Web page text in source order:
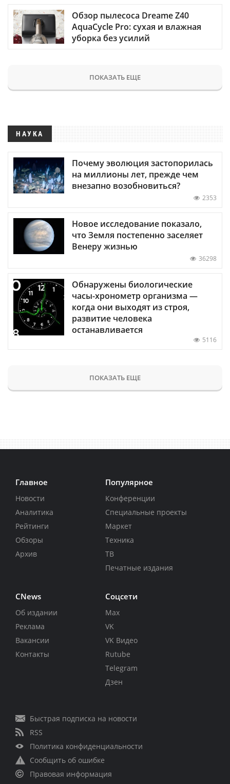
Обзор пылесоса Dreame Z40
AquaCycle Pro: сухая и влажная
уборка без усилий
ПОКАЗАТЬ ЕЩЕ
НАУКА
Почему эволюция застопорилась
на миллионы лет, прежде чем
внезапно возобновиться?
2353
Новое исследование показало,
что Земля постепенно заселяет
Венеру жизнью
36298
Обнаружены биологические
часы-хронометр организма —
когда они выходят из строя,
развитие человека
останавливается
5116
ПОКАЗАТЬ ЕЩЕ
Главное
Новости
Аналитика
Рейтинги
Обзоры
Архив
Популярное
Конференции
Специальные проекты
Маркет
Техника
ТВ
Печатные издания
CNews
Об издании
Реклама
Вакансии
Контакты
Соцсети
Max
VK
VK Видео
Rutube
Telegram
Дзен
Быстрая подписка на новости
RSS
Политика конфиденциальности
Сообщить об ошибке
Правовая информация